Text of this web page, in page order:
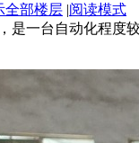
全部楼层 |阅读模式
是一台自动化程度